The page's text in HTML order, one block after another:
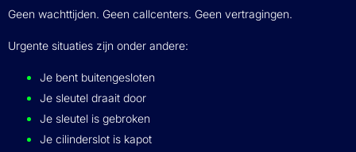
Geen wachttijden. Geen callcenters. Geen vertragingen.
Urgente situaties zijn onder andere:
Je bent buitengesloten
Je sleutel draait door
Je sleutel is gebroken
Je cilinderslot is kapot